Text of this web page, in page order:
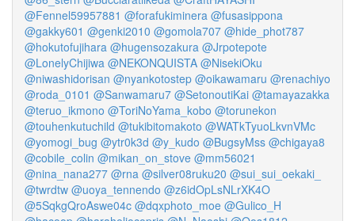
@Fennel59957881 @forafukiminera @fusasippona
@gakky601 @genki2010 @gomola707 @hide_phot787
@hokutofujihara @hugensozakura @Jrpotepote
@LonelyChijiwa @NEKONQUISTA @NisekiOku
@niwashidorisan @nyankotostep @oikawamaru @renachiyo
@roda_0101 @Sanwamaru7 @SetonoutiKai @tamayazakka
@teruo_ikmono @ToriNoYama_kobo @torunekon
@touhenkutuchild @tukibitomakoto @WATkTyuoLkvnVMc
@yomogi_bug @ytr0k3d @y_kudo @BugsyMss @chigaya8
@cobile_colin @mikan_on_stove @mm56021
@nina_nana277 @rna @silver08ruku20 @sui_sui_oekaki_
@twrdtw @uoya_tennendo @z6idOpLsNLrXK4O
@5SqkgQroAswe04c @dqxphoto_moe @Gulico_H